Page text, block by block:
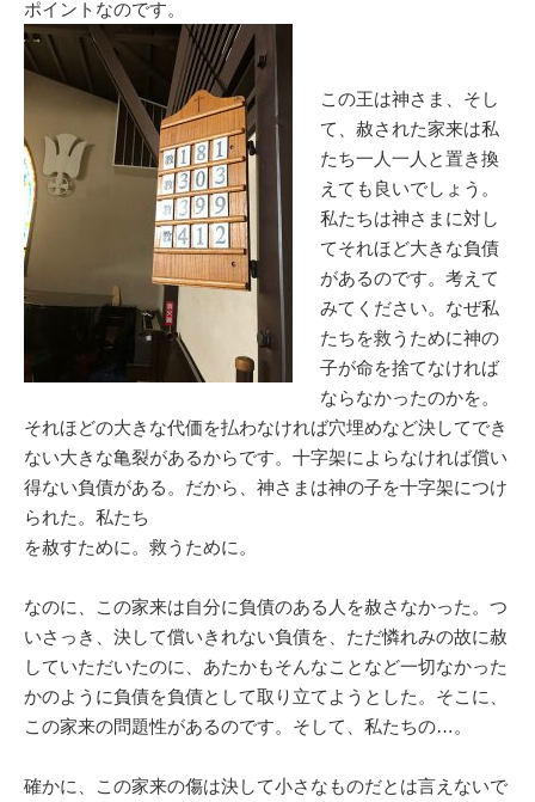
ポイントなのです。
この王は神さま、そし
て、赦された家来は私
たち一人一人と置き換
えても良いでしょう。
私たちは神さまに対し
てそれほど大きな負債
があるのです。考えて
みてください。なぜ私
たちを救うために神の
子が命を捨てなければ
ならなかったのかを。
それほどの大きな代価を払わなければ穴埋めなど決してでき
ない大きな亀裂があるからです。十字架によらなければ償い
得ない負債がある。だから、神さまは神の子を十字架につけ
られた。私たち
を赦すために。救うために。
なのに、この家来は自分に負債のある人を赦さなかった。つ
いさっき、決して償いきれない負債を、ただ憐れみの故に赦
していただいたのに、あたかもそんなことなど一切なかった
かのように負債を負債として取り立てようとした。そこに、
この家来の問題性があるのです。そして、私たちの…。
確かに、この家来の傷は決して小さなものだとは言えないで